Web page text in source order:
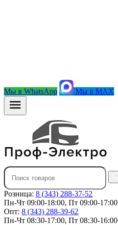
Мы в WhatsApp Мы в MAX
Розница: 8 (343) 288-37-52
Пн-Чт 09:00-18:00, Пт 09:00-17:00
Опт: 8 (343) 288-39-62
Пн-Чт 08:30-17:00, Пт 08:30-16:00